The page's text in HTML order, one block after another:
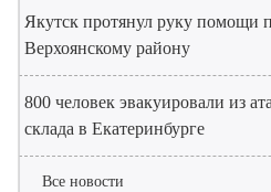
Якутск протянул руку помощи
Верхоянскому району
800 человек эвакуировали из
склада в Екатеринбурге
Все новости